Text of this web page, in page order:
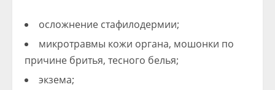
осложнение стафилодермии;
микротравмы кожи органа, мошонки по
причине бритья, тесного белья;
экзема;